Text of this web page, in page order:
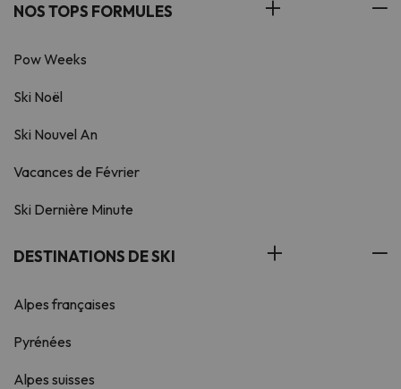
NOS TOPS FORMULES
Pow Weeks
Ski Noël
Ski Nouvel An
Vacances de Février
Ski Dernière Minute
DESTINATIONS DE SKI
Alpes françaises
Pyrénées
Alpes suisses